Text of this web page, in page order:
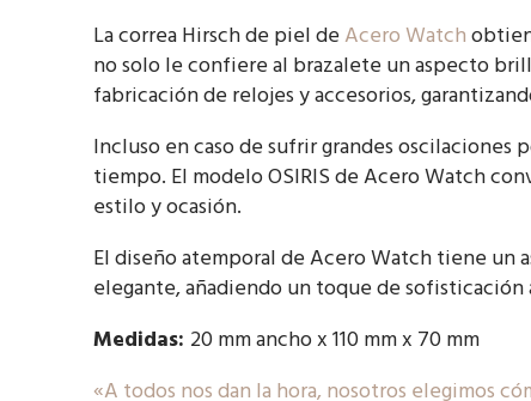
La correa Hirsch de piel de Acero Watch
no solo le confiere al brazalete un aspecto
fabricación de relojes y accesorios,
Incluso en caso de sufrir grandes
tiempo. El modelo OSIRIS de Acero Watch
estilo y ocasión.
El diseño atemporal de Acero Watch tiene un
elegante, añadiendo un toque de sofisticación
Medidas: 20 mm ancho x 110 mm x 70 mm
«A todos nos dan la hora, nosotros elegimos